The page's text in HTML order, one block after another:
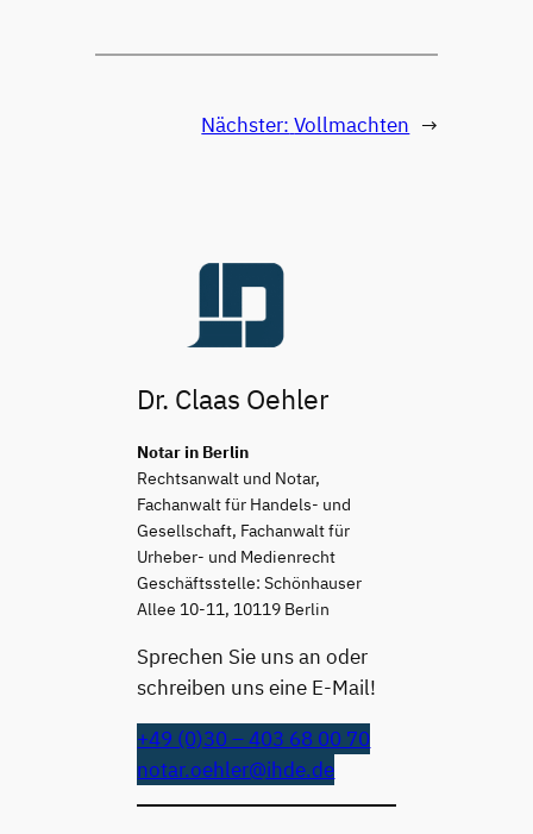
Nächster: Vollmachten →
Dr. Claas Oehler
Notar in Berlin
Rechtsanwalt und Notar,
Fachanwalt für Handels- und
Gesellschaft, Fachanwalt für
Urheber- und Medienrecht
Geschäftsstelle: Schönhauser
Allee 10-11, 10119 Berlin
Sprechen Sie uns an oder
schreiben uns eine E-Mail!
+49 (0)30 – 403 68 00 70
notar.oehler@ihde.de